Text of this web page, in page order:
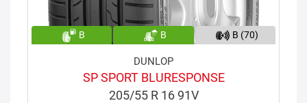
B B B (70)
DUNLOP
SP SPORT BLURESPONSE
205/55 R 16 91V